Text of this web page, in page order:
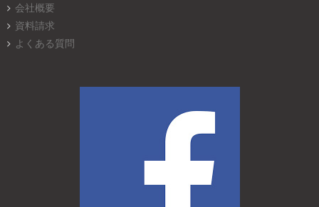
会社概要
資料請求
よくある質問